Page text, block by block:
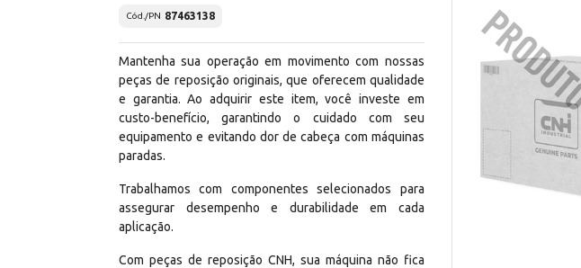
Cód./PN 87463138
Mantenha sua operação em movimento com nossas
peças de reposição originais, que oferecem qualidade
e garantia. Ao adquirir este item, você investe em
custo-benefício, garantindo o cuidado com seu
equipamento e evitando dor de cabeça com máquinas
paradas.
Trabalhamos com componentes selecionados para
assegurar desempenho e durabilidade em cada
aplicação.
Com peças de reposição CNH, sua máquina não fica